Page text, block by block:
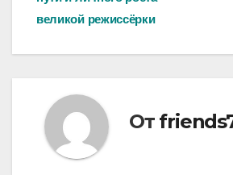
великой режиссёрки
От